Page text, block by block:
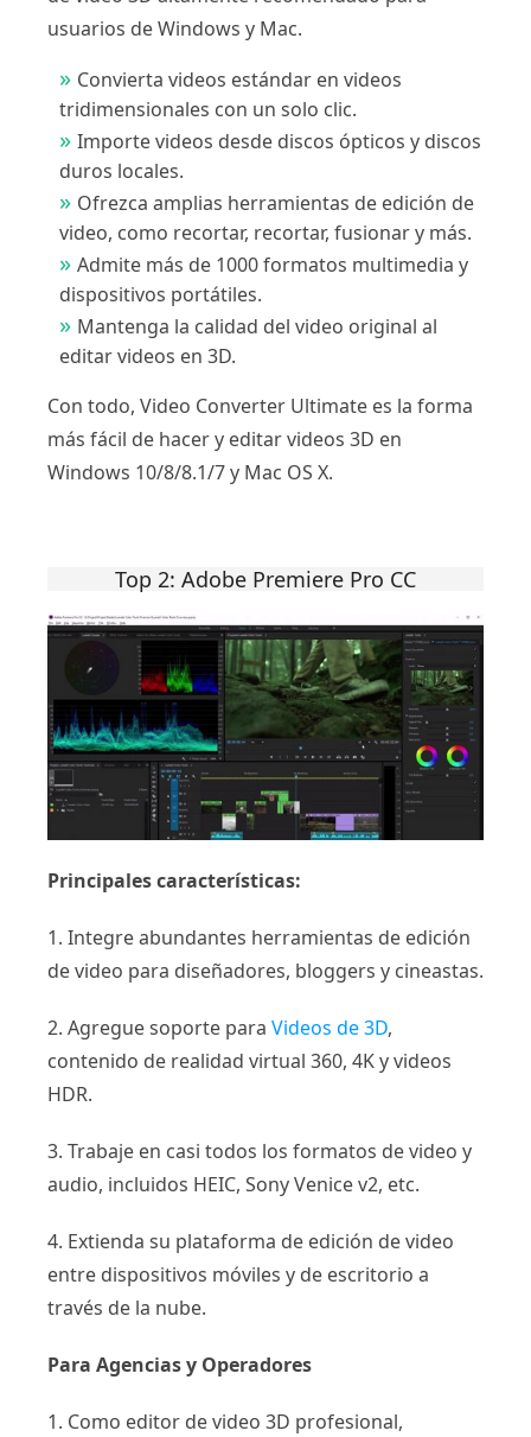
usuarios de Windows y Mac.
Convierta videos estándar en videos
tridimensionales con un solo clic.
Importe videos desde discos ópticos y discos
duros locales.
Ofrezca amplias herramientas de edición de
video, como recortar, recortar, fusionar y más.
Admite más de 1000 formatos multimedia y
dispositivos portátiles.
Mantenga la calidad del video original al
editar videos en 3D.
Con todo, Video Converter Ultimate es la forma
más fácil de hacer y editar videos 3D en
Windows 10/8/8.1/7 y Mac OS X.
Top 2: Adobe Premiere Pro CC
Principales características:
1. Integre abundantes herramientas de edición
de video para diseñadores, bloggers y cineastas.
2. Agregue soporte para Videos de 3D,
contenido de realidad virtual 360, 4K y videos
HDR.
3. Trabaje en casi todos los formatos de video y
audio, incluidos HEIC, Sony Venice v2, etc.
4. Extienda su plataforma de edición de video
entre dispositivos móviles y de escritorio a
través de la nube.
Para Agencias y Operadores
1. Como editor de video 3D profesional,